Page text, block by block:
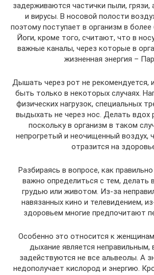
задерживаются частички пыли, грязи,
и вирусы. В носовой полости
поэтому поступает в организм в
Йоги, кроме того, считают, что в
важные каналы, через которые в
жизненная энергия –
Дышать через рот не рекомендуется,
быть только в некоторых случаях.
физических нагрузок, специальных
выдыхать не через нос. Делать вдох
поскольку в организм в таком
непрогретый и неочищенный воздух,
отразится на
Разбираясь в вопросе, как
важно определиться с тем, делать
грудью или животом. Из-за
навязанных кино и телевидением,
здоровьем многие предпочитают
Особенно это относится к
дыхание является неправильным,
задействуются не все альвеолы. А
недополучает кислород и энергию.